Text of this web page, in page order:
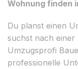
Wohnung finden
Du planst einen
suchst nach einer
Umzugsprofi
professionelle